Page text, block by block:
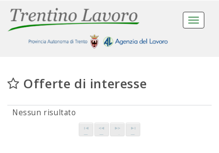
Toggle
Offerte di interesse
Nessun risultato